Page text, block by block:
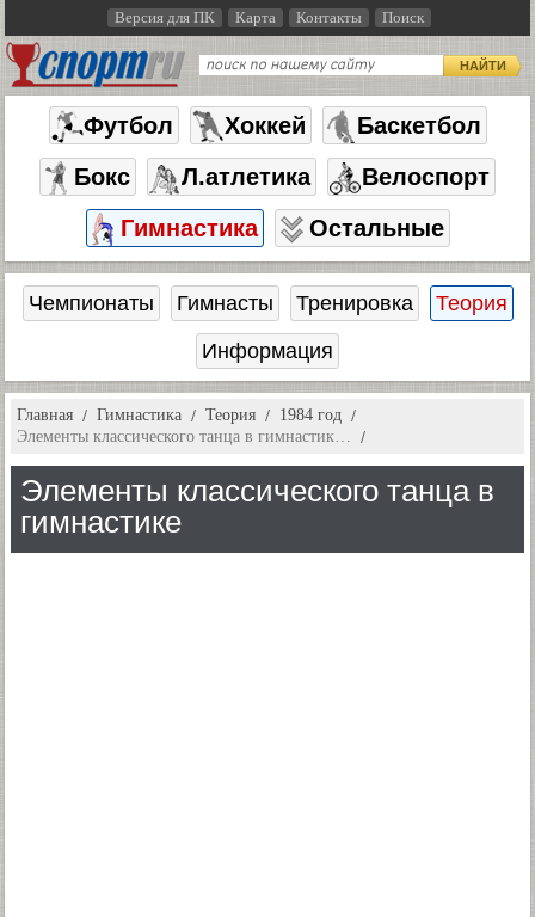
Версия для ПК Карта Контакты Поиск
НАЙТИ
Футбол Хоккей
Баскетбол
Бокс
Л.атлетика
Велоспорт
Гимнастика
Остальные
Чемпионаты Гимнасты Тренировка
Теория
Информация
Главная Гимнастика Теория
1984 год
Элементы классического танца в гимнастик…
Элементы классического танца в
гимнастике